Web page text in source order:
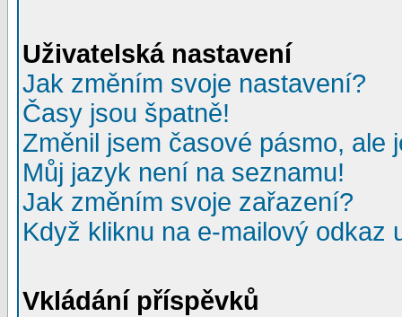
Uživatelská nastavení
Jak změním svoje nastavení?
Časy jsou špatně!
Změnil jsem časové pásmo, ale
Můj jazyk není na seznamu!
Jak změním svoje zařazení?
Když kliknu na e-mailový odkaz
Vkládání příspěvků